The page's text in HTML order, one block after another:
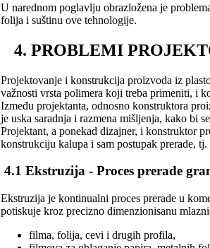
U narednom poglavlju obrazložena je
folija i suštinu ove tehnologije.
4. PROBLEMI
Projektovanje i konstrukcija proizvoda iz
važnosti vrsta polimera koji treba primeniti, i
Između projektanta, odnosno konstruktora
je uska saradnja i razmena mišljenja, kako bi
Projektant, a ponekad dizajner, i konstruktor
konstrukciju kalupa i sam postupak prerade,
4.1 Ekstruzija - Proces prerade
Ekstruzija je kontinualni proces prerade u
potiskuje kroz precizno dimenzionisanu
filma, folija, cevi i drugih profila,